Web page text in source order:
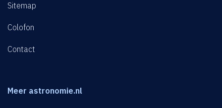
Sitemap
Colofon
Contact
Meer astronomie.nl